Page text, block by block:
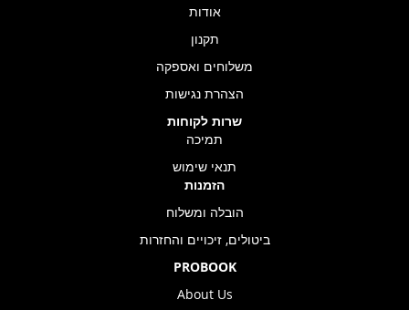
אודות
תקנון
משלוחים ואספקה
הצהרת נגישות
שרות לקוחות
תמיכה
תנאי שימוש
הזמנות
הובלה ומשלוח
ביטולים, זיכויים והחזרות
PROBOOK
About Us